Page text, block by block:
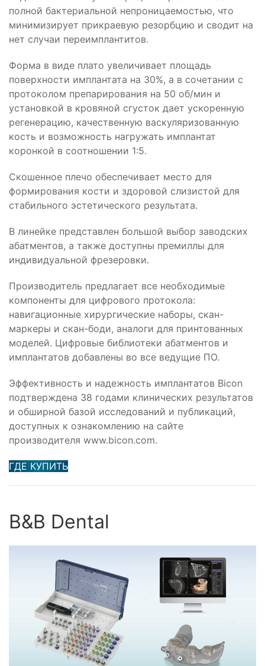
полной бактериальной непроницаемостью, что
минимизирует прикраевую резорбцию и сводит на
нет случаи переимплантитов.
Форма в виде плато увеличивает площадь
поверхности имплантата на 30%, а в сочетании с
протоколом препарирования на 50 об/мин и
установкой в кровяной сгусток дает ускоренную
регенерацию, качественную васкуляризованную
кость и возможность нагружать имплантат
коронкой в соотношении 1:5.
Скошенное плечо обеспечивает место для
формирования кости и здоровой слизистой для
стабильного эстетического результата.
В линейке представлен большой выбор заводских
абатментов, а также доступны премиллы для
индивидуальной фрезеровки.
Производитель предлагает все необходимые
компоненты для цифрового протокола:
навигационные хирургические наборы, скан-
маркеры и скан-боди, аналоги для принтованных
моделей. Цифровые библиотеки абатментов и
имплантатов добавлены во все ведущие ПО.
Эффективность и надежность имплантатов Bicon
подтверждена 38 годами клинических результатов
и обширной базой исследований и публикаций,
доступных к ознакомлению на сайте
производителя www.bicon.com.
ГДЕ КУПИТЬ
B&B Dental